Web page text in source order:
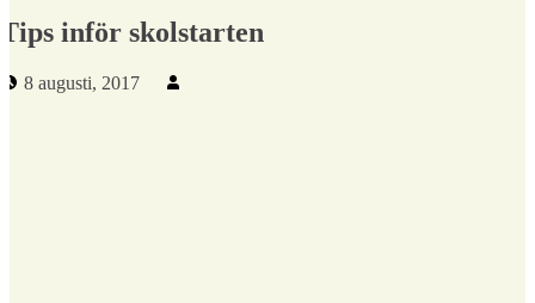
Tips inför skolstarten
Publicerad den:
8 augusti, 2017